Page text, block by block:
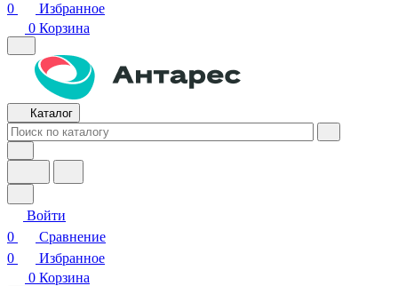
0
Избранное
0 Корзина
Каталог
Войти
0
Сравнение
0
Избранное
0 Корзина